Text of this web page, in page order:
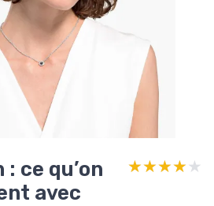
ce qu’on
avec
★★★★★
★★★★★